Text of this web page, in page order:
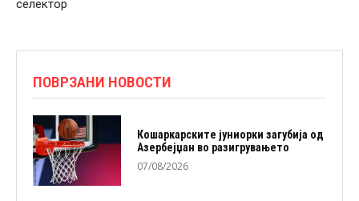
селектор
ПОВРЗАНИ НОВОСТИ
Кошаркарските јуниорки загубија од
Азербејџан во разигрувањето
07/08/2026